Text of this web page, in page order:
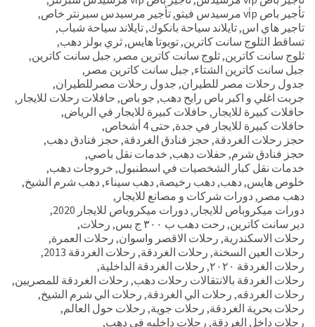
تأجير باص vi̇p مرسيدس فيتو
,تأجير مرسيدس سبرنتر خاص,
تاجير هاي اس,تايلاند سياحة بانكوك,تايلاند سياحة شباب,
تساقط الثلوج سانت كاترين,تويوتا هايس,ثري بولز دهب,
ثلوج سانت كاترين,ثلوج سانت كاترين مصر , جبل سانت كاترين,
جبل سانت كاترين الشتاء, جبل سانت كاترين مصر ,
جدول رحلات مصر للطيران, جدول رحلات مصرللطيران,
جربت اغلي و اكبر باص رايح دهب, جو باص, حافلات رحلات للايجار ,
حافلات كبيرة للايجار , حافلات كبيرة للايجار في الرياض,
حافلات كبيرة للايجار في جدة, حتى 4 أشخاص
,
حجز رحلات الغردقة, حجز فنادق الغردقة, حجز فنادق دهب,
حجز فنادق شرم, حفلات دهب, خدمات نقل باصي,
خدمات نقل كبار الشخصيات في اسطنبول, خروجات دهب,
خلوص هايس,دهب,دهب رخيصة,دهب سيناء,دهب شرم الشيخ,
دهب مصر ,دورات شركات و مصانع للايجار ,
دورات ميكروباص للايجار ,دورات ميكروباص للايجار 2020
,
دير سانت كاترين, رحت دهب ب ٣٠٠ ج بس , رحلات,
رحلات الاسكندرية, رحلات الاقصر واسوان, رحلات العمرة,
رحلات العين السخنة, رحلات الغردقة, رحلات الغردقة 2013
,
رحلات الغردقة ٢٠٢٠
, رحلات الغردقة الداخلية,
رحلات الغردقة بالانتقالات رحلات دهب, رحلات الغردقة للمصريين,
رحلات الغردقه, رحلات الي الغردقة, رحلات الي شرم الشيخ,
رحلات بحرية الغردقة, رحلات جوية, رحلات حول العالم,
رحلات داخل الغردقة, رحلات داخليه فى دهب,